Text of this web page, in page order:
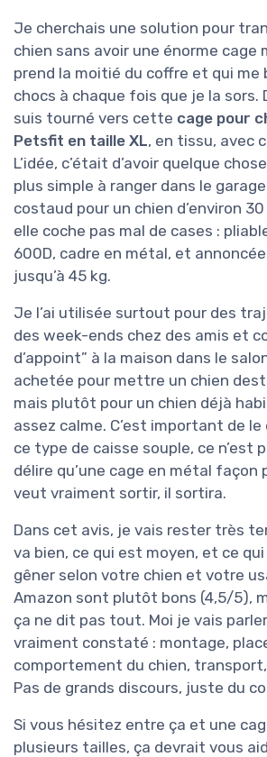
Je cherchais une solution pour
chien sans avoir une énorme cage
prend la moitié du coffre et qui me
chocs à chaque fois que je la sors.
suis tourné vers cette cage pour
Petsfit en taille XL, en tissu, avec
L’idée, c’était d’avoir quelque
plus simple à ranger dans le
costaud pour un chien d’environ 30
elle coche pas mal de cases :
600D, cadre en métal, et
jusqu’à 45 kg.
Je l’ai utilisée surtout pour des
des week-ends chez des amis et
d’appoint” à la maison dans le
achetée pour mettre un chien
mais plutôt pour un chien déjà
assez calme. C’est important de le
ce type de caisse souple, ce n’est
délire qu’une cage en métal façon
veut vraiment sortir, il sortira.
Dans cet avis, je vais rester très
va bien, ce qui est moyen, et ce
gêner selon votre chien et votre
Amazon sont plutôt bons (4,5/5),
ça ne dit pas tout. Moi je vais parler
vraiment constaté : montage,
comportement du chien,
Pas de grands discours, juste du
Si vous hésitez entre ça et une
plusieurs tailles, ça devrait vous